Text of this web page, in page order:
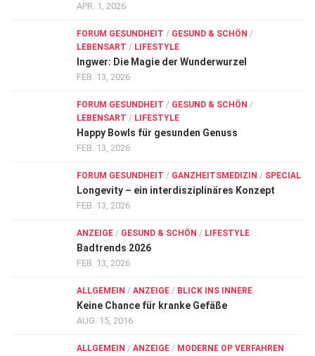
APR. 1, 2026
FORUM GESUNDHEIT / GESUND & SCHÖN /
LEBENSART / LIFESTYLE
Ingwer: Die Magie der Wunderwurzel
FEB. 13, 2026
FORUM GESUNDHEIT / GESUND & SCHÖN /
LEBENSART / LIFESTYLE
Happy Bowls für gesunden Genuss
FEB. 13, 2026
FORUM GESUNDHEIT / GANZHEITSMEDIZIN / SPECIAL
Longevity – ein interdisziplinäres Konzept
FEB. 13, 2026
ANZEIGE / GESUND & SCHÖN / LIFESTYLE
Badtrends 2026
FEB. 13, 2026
ALLGEMEIN / ANZEIGE / BLICK INS INNERE
Keine Chance für kranke Gefäße
AUG. 15, 2016
ALLGEMEIN / ANZEIGE / MODERNE OP VERFAHREN